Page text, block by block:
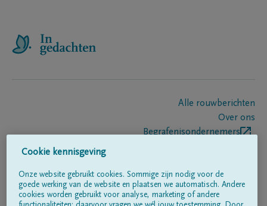
Alle rouwberichten
Over ons
Begrafenisondernemers
Volg ons op
Cookie kennisgeving
Onze website gebruikt cookies. Sommige zijn nodig voor de
goede werking van de website en plaatsen we automatisch. Andere
cookies worden gebruikt voor analyse, marketing of andere